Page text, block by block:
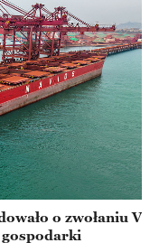
o zwołaniu V